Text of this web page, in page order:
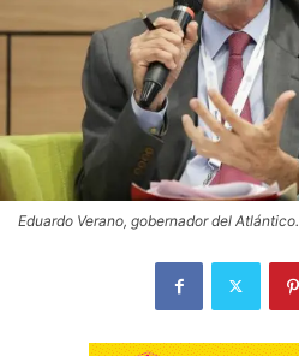
Eduardo Verano, gobernador del Atlántico.